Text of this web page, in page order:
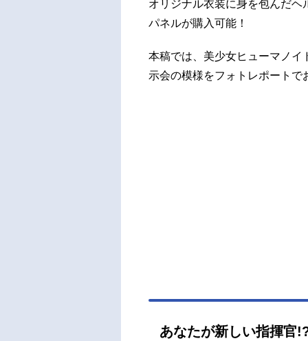
オリジナル衣装に身を包んだ
パネルが購入可能！
本稿では、美少女ヒューマノイ
示会の模様をフォトレポートで
あなたが新しい指揮官